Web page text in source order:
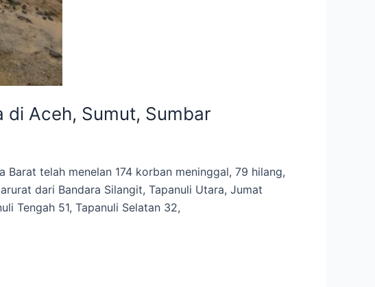
di Aceh, Sumut, Sumbar
telah menelan 174 korban meninggal, 79 hilang,
dari Bandara Silangit, Tapanuli Utara, Jumat
Tengah 51, Tapanuli Selatan 32,